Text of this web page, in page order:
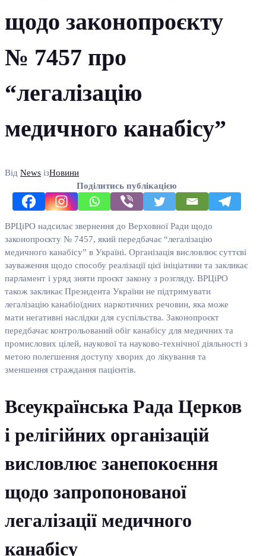
щодо законопроєкту
№ 7457 про
“легалізацію
медичного канабісу”
Від News ізНовини
Поділитись публікацією
ВРЦіРО надсилає звернення до Верховної Ради щодо
законопроєкту № 7457, який передбачає “легалізацію
медичного канабісу” в Україні. Організація висловлює суттєві
зауваження щодо способу реалізації цієї ініціативи та закликає
парламент і уряд зняти проєкт закону з розгляду. ВРЦіРО
також закликає Президента України не підтримувати
легалізацію канабіоїдних наркотичних речовин, яка може
мати негативні наслідки для суспільства. Законопроєкт
передбачає контрольований обіг канабісу для медичних та
промислових цілей, наукової та науково-технічної діяльності з
метою полегшення доступу хворих до лікування та
зменшення страждання пацієнтів.
Всеукраїнська Рада Церков
і релігійних організацій
висловлює занепокоєння
щодо запропонованої
легалізації медичного
канабісу